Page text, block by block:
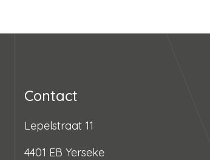
Contact
Lepelstraat 11
4401 EB Yerseke